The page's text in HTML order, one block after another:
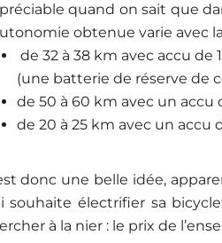
quand on sait que
obtenue varie avec
de 32 à 38 km avec accu de
(une batterie de réserve de
de 50 à 60 km avec un accu
de 20 à 25 km avec un accu
donc une belle idée,
souhaite électrifier sa
à la nier : le prix de